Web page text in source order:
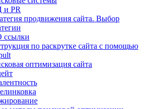
и PR
продвижения сайта. Выбор
ссылки
по раскрутке сайта с помощью
оптимизация сайта